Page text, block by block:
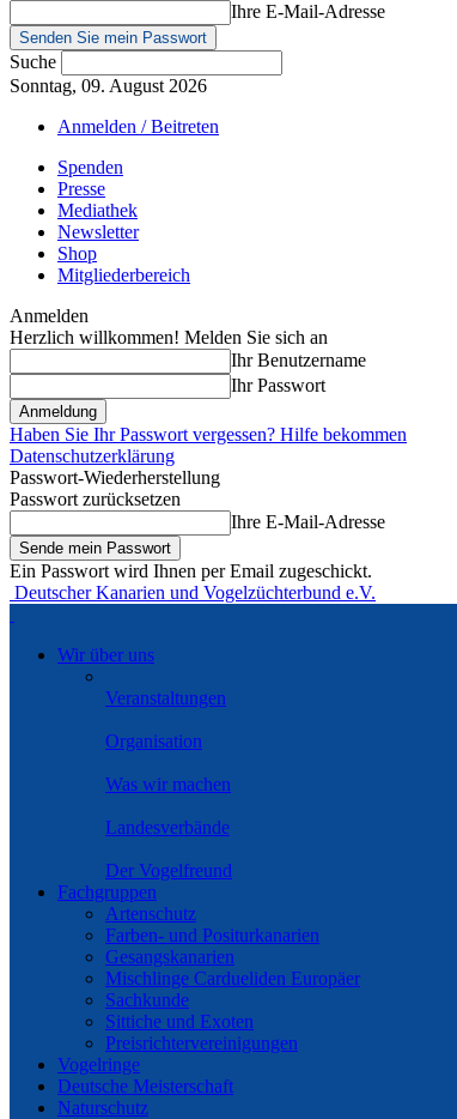
Ihre E-Mail-Adresse
Suche
Sonntag, 09. August 2026
Anmelden / Beitreten
Spenden
Presse
Mediathek
Newsletter
Shop
Mitgliederbereich
Anmelden
Herzlich willkommen! Melden Sie sich an
Ihr Benutzername
Ihr Passwort
Haben Sie Ihr Passwort vergessen? Hilfe bekommen
Datenschutzerklärung
Passwort-Wiederherstellung
Passwort zurücksetzen
Ihre E-Mail-Adresse
Ein Passwort wird Ihnen per Email zugeschickt.
Deutscher Kanarien und Vogelzüchterbund e.V.
Wir über uns
Veranstaltungen
Organisation
Was wir machen
Landesverbände
Der Vogelfreund
Fachgruppen
Artenschutz
Farben- und Positurkanarien
Gesangskanarien
Mischlinge Cardueliden Europäer
Sachkunde
Sittiche und Exoten
Preisrichtervereinigungen
Vogelringe
Deutsche Meisterschaft
Naturschutz